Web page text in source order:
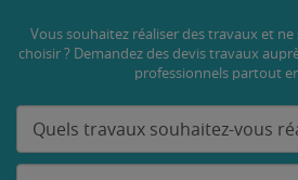
Vous souhaitez réaliser des travaux et ne
choisir ? Demandez des devis travaux
professionnels partout